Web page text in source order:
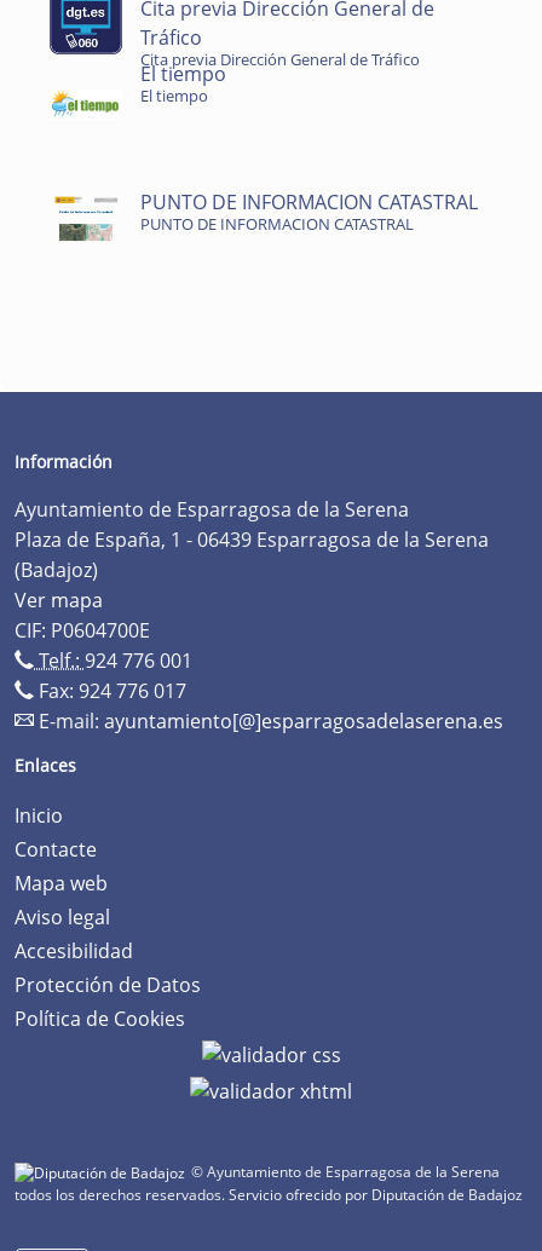
Cita previa Dirección General de
Tráfico
Cita previa Dirección General de Tráfico
El tiempo
El tiempo
PUNTO DE INFORMACION CATASTRAL
PUNTO DE INFORMACION CATASTRAL
Información
Ayuntamiento de Esparragosa de la Serena
Plaza de España, 1 - 06439 Esparragosa de la Serena
(Badajoz)
Ver mapa
CIF: P0604700E
Telf.: 924 776 001
Fax: 924 776 017
E-mail: ayuntamiento[@]esparragosadelaserena.es
Enlaces
Inicio
Contacte
Mapa web
Aviso legal
Accesibilidad
Protección de Datos
Política de Cookies
© Ayuntamiento de Esparragosa de la Serena
todos los derechos reservados.Servicio ofrecido por Diputación de Badajoz